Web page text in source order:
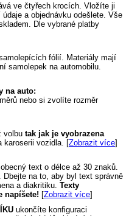
ve čtyřech krocích. Vložíte ji
a objednávku odešlete. Vše
Dle vybrané platby
fólií. Materiály mají
samolepek na automobilu.
na auto:
nebo si zvolíte rozměr
volbu tak jak je vyobrazena
karoserii vozidla. [Zobrazit více]
text o délce až 30 znaků.
na to, aby byl text správně
a diakritiku. Texty
napíšete! [Zobrazit více]
ukončíte konfiguraci